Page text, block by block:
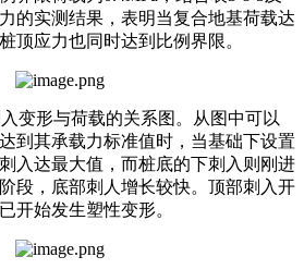
的实测结果，表明当复合地基荷载达
顶应力也同时达到比例界限。
变形与荷载的关系图。从图中可以
到其承载力标准值时，当基础下设置
入达最大值，而桩底的下刺入则刚进
段，底部刺人增长较快。顶部刺入开
开始发生塑性变形。